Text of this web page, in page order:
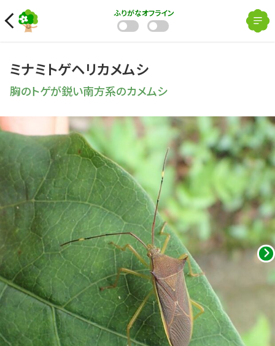
ふりがなオフライン
ミナミトゲヘリカメムシ
胸のトゲが鋭い南方系のカメムシ